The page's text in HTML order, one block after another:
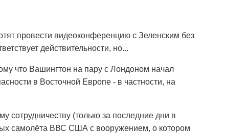
провести видеоконференцию с Зеленским без
действительности, но...
что Вашингтон на пару с Лондоном начал
в Восточной Европе - в частности, на
сотрудничеству (только за последние дни в
самолёта ВВС США с вооружением, о котором